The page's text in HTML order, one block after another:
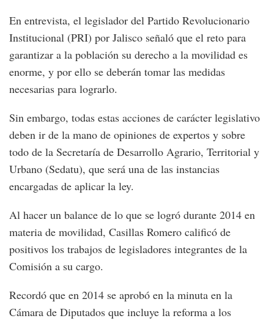
En entrevista, el legislador del Partido Revolucionario
Institucional (PRI) por Jalisco señaló que el reto para
garantizar a la población su derecho a la movilidad es
enorme, y por ello se deberán tomar las medidas
necesarias para lograrlo.
Sin embargo, todas estas acciones de carácter legislativo
deben ir de la mano de opiniones de expertos y sobre
todo de la Secretaría de Desarrollo Agrario, Territorial y
Urbano (Sedatu), que será una de las instancias
encargadas de aplicar la ley.
Al hacer un balance de lo que se logró durante 2014 en
materia de movilidad, Casillas Romero calificó de
positivos los trabajos de legisladores integrantes de la
Comisión a su cargo.
Recordó que en 2014 se aprobó en la minuta en la
Cámara de Diputados que incluye la reforma a los